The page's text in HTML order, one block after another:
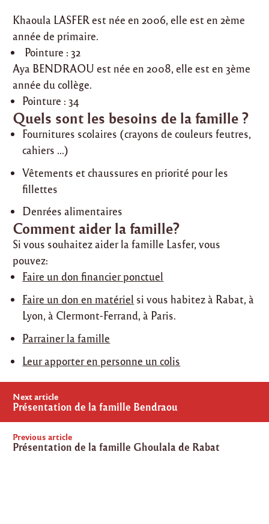
Khaoula LASFER est née en 2006, elle est en 2ème
année de primaire.
Pointure : 32
Aya BENDRAOU est née en 2008, elle est en 3ème
année du collège.
Pointure : 34
Quels sont les besoins de la famille ?
Fournitures scolaires (crayons de couleurs feutres,
cahiers …)
Vêtements et chaussures en priorité pour les
fillettes
Denrées alimentaires
Comment aider la famille?
Si vous souhaitez aider la famille Lasfer, vous
pouvez:
Faire un don financier ponctuel
Faire un don en matériel si vous habitez à Rabat, à
Lyon, à Clermont-Ferrand, à Paris.
Parrainer la famille
Leur apporter en personne un colis
Post
navigation
Previous article
Présentation de la famille Ghoulala de Rabat
Next article
Présentation de la famille Bendraou